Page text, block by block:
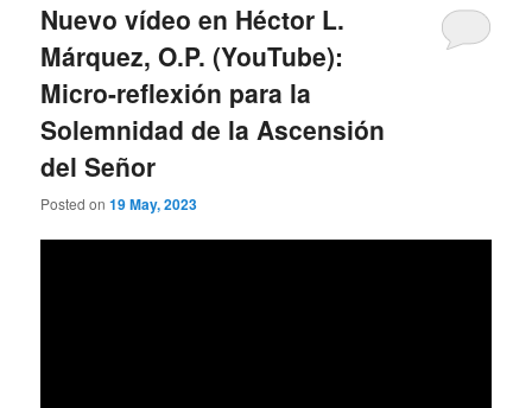
Nuevo vídeo en Héctor L.
Márquez, O.P. (YouTube):
Micro-reflexión para la
Solemnidad de la Ascensión
del Señor
Posted on19 May, 2023